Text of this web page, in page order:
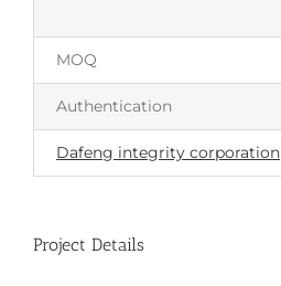
MOQ
Authentication
Dafeng integrity corporation
Project Details